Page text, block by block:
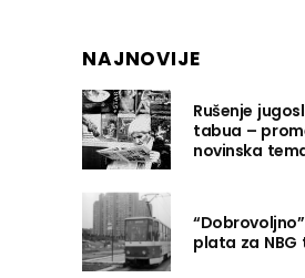
NAJNOVIJE
Rušenje
tabua –
novinska
plata za NBG